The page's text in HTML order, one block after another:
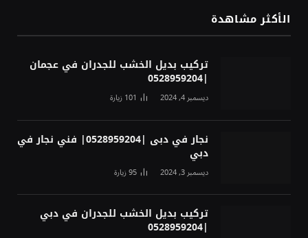
الأكثر مشاهدة
تركيب بديل الخشب للجدران في عجمان
|0528959204
ديسمبر 4, 2024 101زيارة
نجار في دبى |0528959204| فني نجار في
دبي
ديسمبر 3, 2024 95زيارة
تركيب بديل الخشب للجدران في دبي
|0528959204